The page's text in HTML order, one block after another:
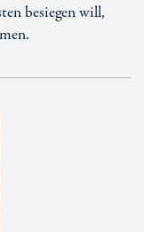
besiegen will,